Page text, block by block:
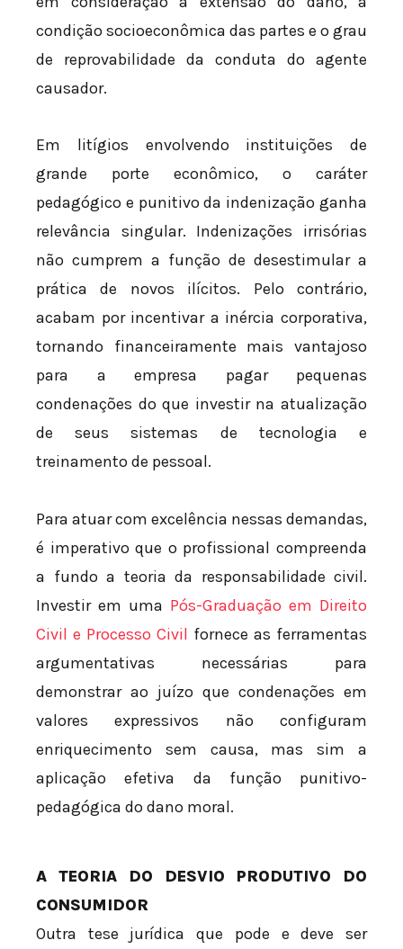
condição socioeconômica das partes e o grau
de reprovabilidade da conduta do agente
causador.
Em litígios envolvendo instituições de
grande porte econômico, o caráter
pedagógico e punitivo da indenização ganha
relevância singular. Indenizações irrisórias
não cumprem a função de desestimular a
prática de novos ilícitos. Pelo contrário,
acabam por incentivar a inércia corporativa,
tornando financeiramente mais vantajoso
para a empresa pagar pequenas
condenações do que investir na atualização
de seus sistemas de tecnologia e
treinamento de pessoal.
Para atuar com excelência nessas demandas,
é imperativo que o profissional compreenda
a fundo a teoria da responsabilidade civil.
Investir em uma Pós-Graduação em Direito
Civil e Processo Civil fornece as ferramentas
argumentativas necessárias para
demonstrar ao juízo que condenações em
valores expressivos não configuram
enriquecimento sem causa, mas sim a
aplicação efetiva da função punitivo-
pedagógica do dano moral.
A TEORIA DO DESVIO PRODUTIVO DO
CONSUMIDOR
Outra tese jurídica que pode e deve ser